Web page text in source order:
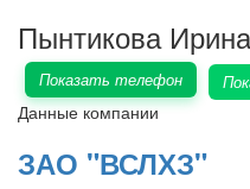
Пынтикова Ирина
Показать телефон
Данные компании
ЗАО "ВСЛХЗ"